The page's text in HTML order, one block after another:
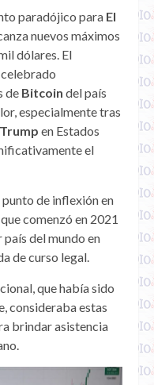
paradójico para El
nuevos máximos
dólares. El
de Bitcoin del país
especialmente tras
en Estados
el
de inflexión en
que comenzó en 2021
del mundo en
de curso legal.
que había sido
consideraba estas
brindar asistencia